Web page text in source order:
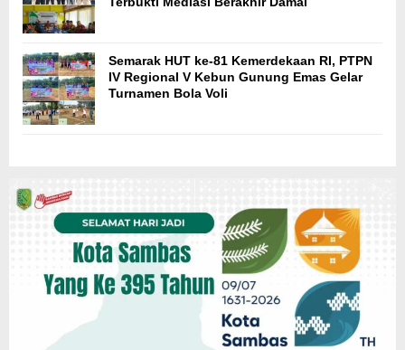
Semarak HUT ke-81 Kemerdekaan RI, PTPN
IV Regional V Kebun Gunung Emas Gelar
Turnamen Bola Voli